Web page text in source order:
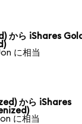
から iShares Gold
に相当
から iShares
に相当